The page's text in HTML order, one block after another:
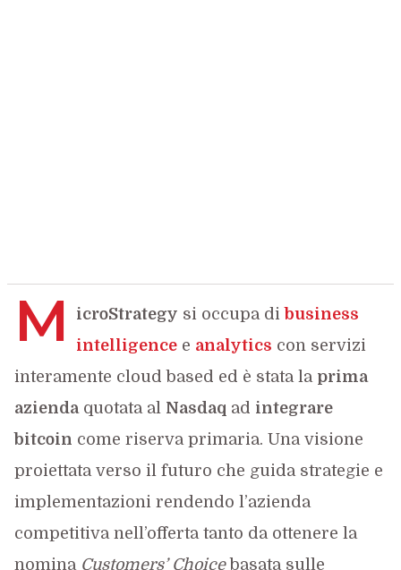
M icroStrategy si occupa di business
intelligencee analytics con servizi
interamente cloud based ed è stata la prima
aziendaquotata al Nasdaq ad integrare
bitcoin come riserva primaria. Una visione
proiettata verso il futuro che guida strategie e
implementazioni rendendo l’azienda
competitiva nell’offerta tanto da ottenere la
nomina Customers’ Choicebasata sulle